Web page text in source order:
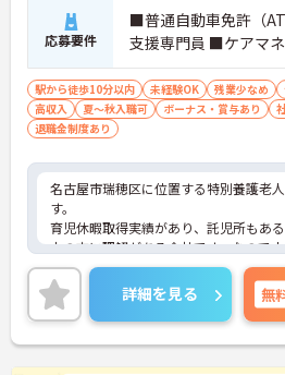
応募要件
■普通自動車免許（
支援専門員 ■ケアマ
駅から徒歩10分以内 未経験OK 残業少なめ
高収入
夏～秋入職可 ボーナス・賞与あり
退職金制度あり
名古屋市瑞穂区に位置する特別養護老
す。
育児休暇取得実績があり、託児所もあ
中の方に理解がある会社です。なので
がいらっしゃる方も安心して働いてい
月給302,000円～320,000円と高給与な
を充実させることができます♪
ご興味をお持ちの方には、詳細の情報
ントをお伝えしますのでお気軽にお問
さい。
詳細を見る 無